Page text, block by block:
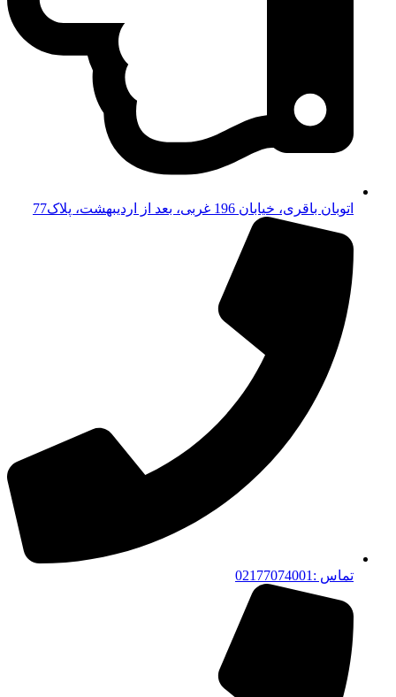
اتوبان باقری، خیابان 196 غربی، بعد از اردیبهشت، پلاک77
تماس :02177074001